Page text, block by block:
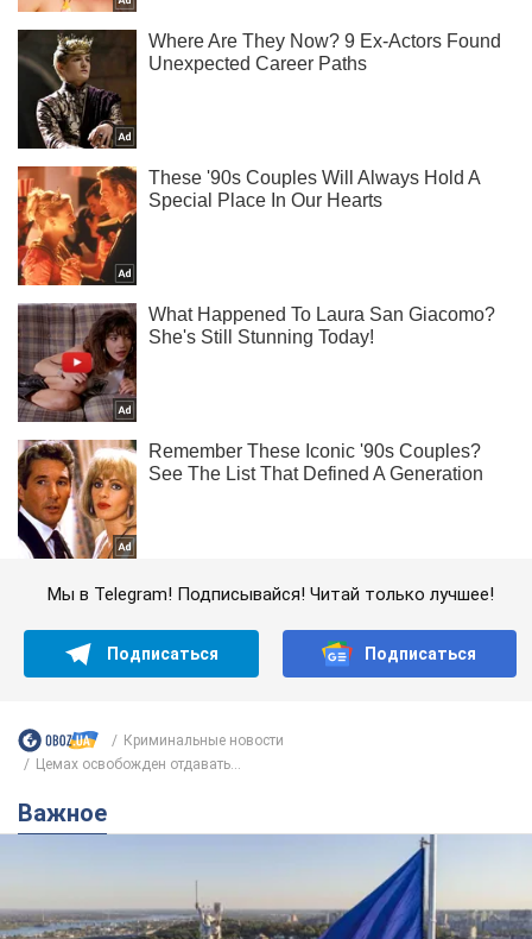
Мы в Telegram! Подписывайся! Читай только лучшее!
Подписаться Подписаться
Криминальные новости
Цемах освобожден отдавать...
Важное